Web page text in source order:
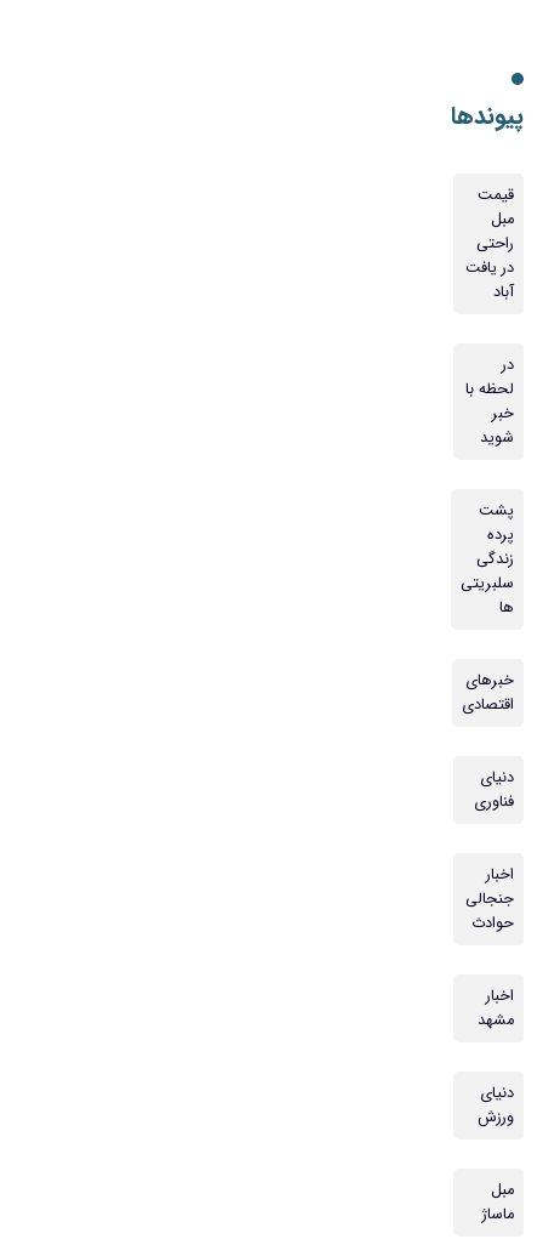
پیوندها
قیمت
مبل
راحتی
در یافت
آباد
در
لحظه با
خبر
شوید
پشت
پرده
زندگی
سلبریتی
ها
خبرهای
اقتصادی
دنیای
فناوری
اخبار
جنجالی
حوادث
اخبار
مشهد
دنیای
ورزش
مبل
ماساژ